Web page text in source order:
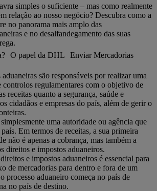
simples o suficiente – mas como realmente
relação ao nosso negócio? Descubra como a
no panorama mais amplo das
e no desalfandegamento das suas
O papel da DHL Enviar Mercadorias
são responsáveis por realizar uma
controlos regulamentares com o objetivo de
receitas quanto a segurança, saúde e
cidadãos e empresas do país, além de gerir o
uma autoridade ou agência que
Em termos de receitas, a sua primeira
não é apenas a cobrança, mas também a
direitos e impostos aduaneiros.
e impostos aduaneiros é essencial para
de mercadorias para dentro e fora de um
processo aduaneiro começa no país de
no país de destino.